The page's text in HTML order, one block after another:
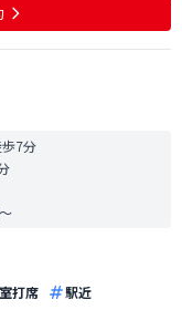
7分
打席 駅近